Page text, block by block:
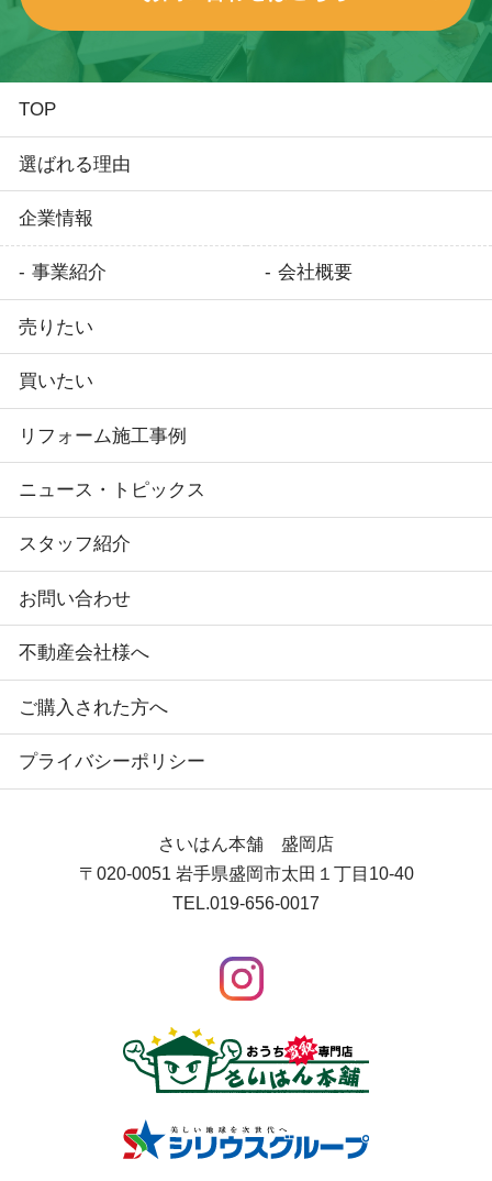
TOP
選ばれる理由
企業情報
事業紹介 会社概要
売りたい
買いたい
リフォーム施工事例
ニュース・トピックス
スタッフ紹介
お問い合わせ
不動産会社様へ
ご購入された方へ
プライバシーポリシー
さいはん本舗 盛岡店
〒020-0051 岩手県盛岡市太田１丁目10-40
TEL.019-656-0017